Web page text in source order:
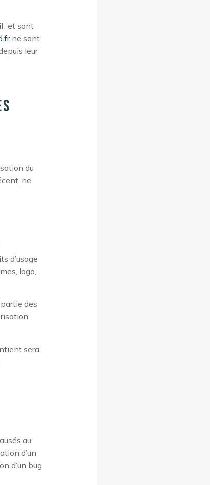
et sont
ne sont
leur
du
ne
d’usage
logo,
des
sera
au
d’un
d’un bug